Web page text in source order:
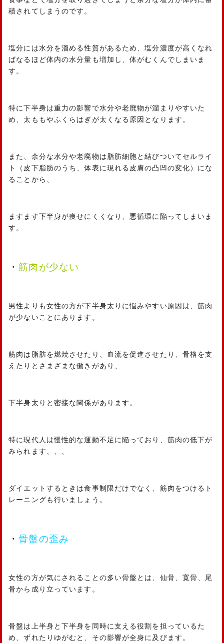
積されてしまうのです。
塩分には水分を溜める性質があるため、塩分濃度が高くなれ
ばなるほど体内の水分量も増加し、体がむくんでしまいま
す。
特に下半身は重力の影響で水分や老廃物が溜まりやすいた
め、太ももやふくらはぎが太くなる原因となります。
また、余分な水分や老廃物は脂肪細胞と結びついてセルライ
ト（皮下脂肪のうち、体表に現れる皮膚の凸凹の変化）にな
ることから、
ますます下半身が痩せにくくなり、悪循環に陥ってしまいま
す。
・筋肉が少ない
男性よりも女性の方が下半身太りに悩みやすい原因は、筋肉
が少ないことにあります。
筋肉は脂肪を燃焼させたり、血流を促進させたり、骨格を支
えたりとさまざまな働きがあり、
下半身太りと密接な関係があります。
特に現代人は慢性的な運動不足に陥っており、筋肉の低下が
みられます、、、
ダイエットするときは食事制限だけでなく、筋肉をつけるト
レーニングも行いましょう。
・骨盤の歪み
女性の方が気にされることの多い骨盤とは、仙骨、寛骨、尾
骨から成り立っています。
骨盤は上半身と下半身を同時に支える役割を担っているた
め、ずれたりゆがむと、その影響が全身に及びます。